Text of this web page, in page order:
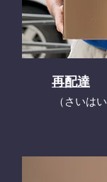
再配達
（さいは